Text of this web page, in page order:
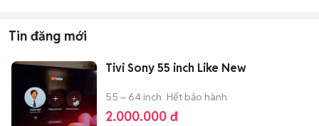
Tin đăng mới
Tivi Sony 55 inch Like New
55 – 64 inch Hết bảo hành
2.000.000 đ